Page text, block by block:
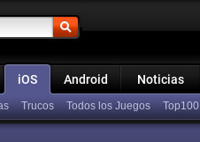
iOS Android Noticias
Trucos Todos los Juegos Top100